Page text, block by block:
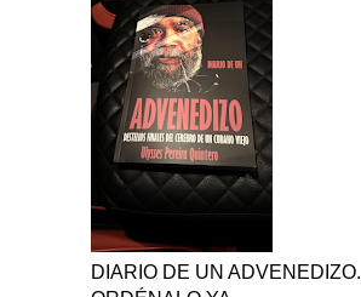
DIARIO DE UN ADVENEDIZO.